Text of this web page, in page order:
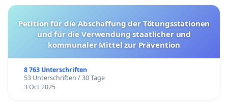
Petition für die Abschaffung der Tötungsstationen
und für die Verwendung staatlicher und
kommunaler Mittel zur Prävention
8 763 Unterschriften
53 Unterschriften / 30 Tage
3 Oct 2025